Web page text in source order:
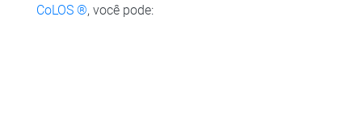
CoLOS ®, você pode: